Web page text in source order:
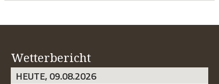
Wetterbericht
HEUTE, 09.08.2026